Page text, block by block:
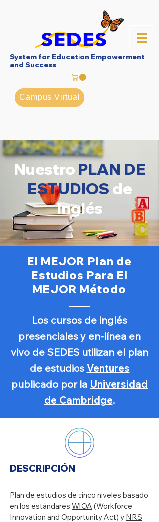
System for Education Empowerment
and Success
Campus Virtual
Nuestro PLAN DE
ESTUDIOS de
Inglés
El MEJOR Plan de
Estudios Para El
MEJOR Método
Los cursos de inglés
presenciales y en-línea en
vivo de SEDES utilizan el plan
de estudios Ventures
publicado por la Universidad
de Cambridge.
DESCRIPCIÓN
Plan de estudios de cinco niveles basado
en los estándares WIOA (Workforce
Innovation and Opportunity Act) y NRS